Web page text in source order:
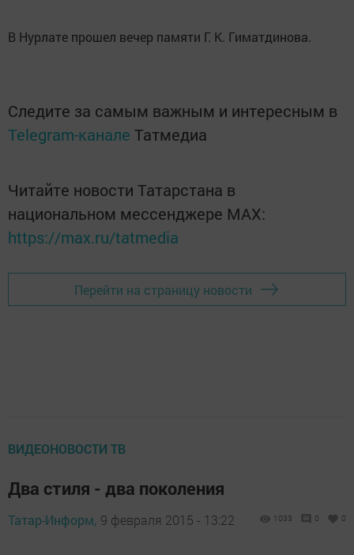
В Нурлате прошел вечер памяти Г. К. Гиматдинова.
Следите за самым важным и интересным в
Telegram-канале Татмедиа
Читайте новости Татарстана в
национальном мессенджере MАХ:
https://max.ru/tatmedia
Перейти на страницу новости
ВИДЕОНОВОСТИ ТВ
Два стиля - два поколения
Татар-Информ, 9 февраля 2015 - 13:22 1033 0 0